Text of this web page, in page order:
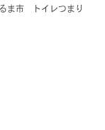
ま市 トイレつまり